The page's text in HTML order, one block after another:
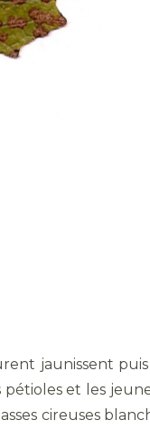
jaunissent
et les
cireuses